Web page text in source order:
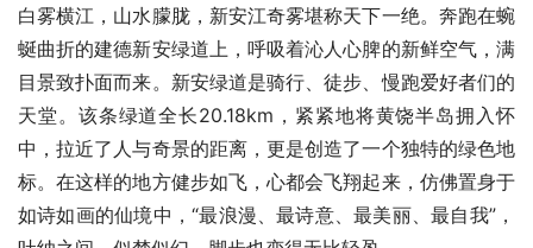
白雾横江，山水朦胧，新安江奇雾堪称天下一绝。奔跑在蜿
蜒曲折的建德新安绿道上，呼吸着沁人心脾的新鲜空气，满
目景致扑面而来。新安绿道是骑行、徒步、慢跑爱好者们的
天堂。该条绿道全长20.18km，紧紧地将黄饶半岛拥入怀
中，拉近了人与奇景的距离，更是创造了一个独特的绿色地
标。在这样的地方健步如飞，心都会飞翔起来，仿佛置身于
如诗如画的仙境中，“最浪漫、最诗意、最美丽、最自我”，